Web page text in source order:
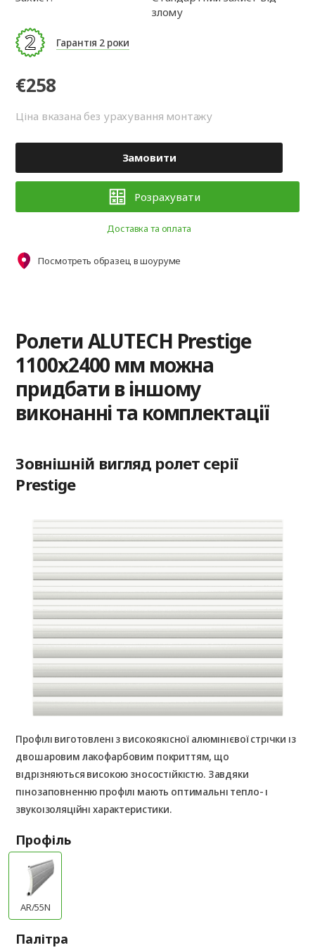
злому
Гарантія 2 роки
€258
Ціна вказана без урахування монтажу
Замовити
Розрахувати
Доставка та оплата
Посмотреть образец в шоуруме
Ролети ALUTECH Prestige
1100x2400 мм можна
придбати в іншому
виконанні та комплектації
Зовнішній вигляд ролет серії
Prestige
Профілі виготовлені з високоякісної алюмінієвої стрічки із
двошаровим лакофарбовим покриттям, що
відрізняються високою зносостійкістю. Завдяки
пінозаповненню профілі мають оптимальні тепло- і
звукоізоляційні характеристики.
Профіль
AR/55N
Палітра